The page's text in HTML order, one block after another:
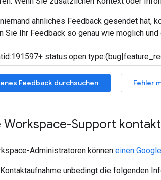
niemand ähnliches Feedback gesendet
Sie Ihr Feedback so genau wie möglich
Feedback durchsuchen Fehler
Workspace-Support
Administratoren können einen
Kontaktaufnahme unbedingt die folgenden